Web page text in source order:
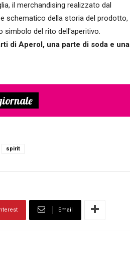
il merchandising realizzato dal
schematico della storia del prodotto,
simbolo del rito dell'aperitivo.
di Aperol, una parte di soda e una
spirit
Email